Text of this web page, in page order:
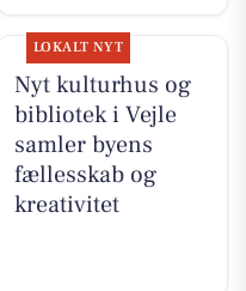
LOKALT NYT
Nyt kulturhus og
bibliotek i Vejle
samler byens
fællesskab og
kreativitet